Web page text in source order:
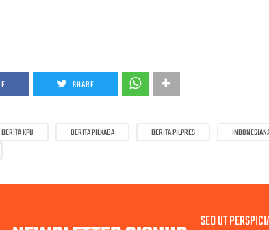
SHARE
BERITA KPU BERITA PILKADA BERITA PILPRES
SED UT